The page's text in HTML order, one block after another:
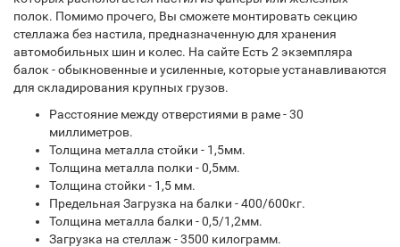
полок. Помимо прочего, Вы сможете монтировать секцию
стеллажа без настила, предназначенную для хранения
автомобильных шин и колес. На сайте Есть 2 экземпляра
балок - обыкновенные и усиленные, которые устанавливаются
для складирования крупных грузов.
Расстояние между отверстиями в раме - 30
миллиметров.
Толщина металла стойки - 1,5мм.
Толщина металла полки - 0,5мм.
Толщина стойки - 1,5 мм.
Предельная Загрузка на балки - 400/600кг.
Толщина металла балки - 0,5/1,2мм.
Загрузка на стеллаж - 3500 килограмм.